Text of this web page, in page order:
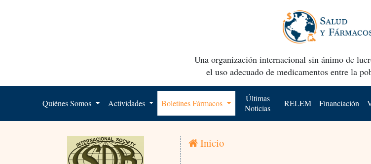
Una organización internacional sin ánimo de
el uso adecuado de medicamentos entre la
Quiénes Somos Actividades Boletines Fármacos
Últimas
Noticias
RELEM Financiación
Inicio